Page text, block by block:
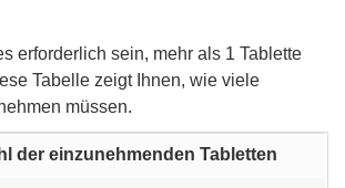
erforderlich sein, mehr als 1 Tablette
Tabelle zeigt Ihnen, wie viele
müssen.
der einzunehmenden Tabletten